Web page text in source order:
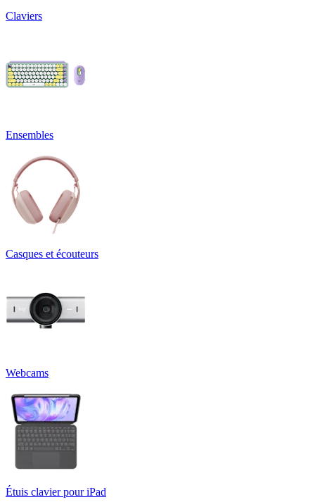
Claviers
Ensembles
Casques et écouteurs
Webcams
Étuis clavier pour iPad